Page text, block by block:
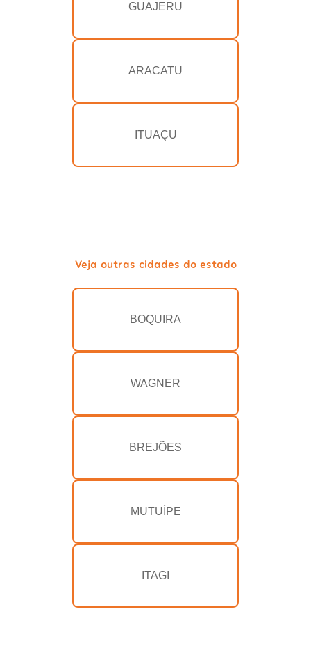
GUAJERU
ARACATU
ITUAÇU
Veja outras cidades do estado
BOQUIRA
WAGNER
BREJÕES
MUTUÍPE
ITAGI